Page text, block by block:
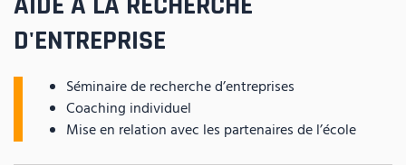
D'ENTREPRISE
Séminaire de recherche d’entreprises
Coaching individuel
Mise en relation avec les partenaires de l’école